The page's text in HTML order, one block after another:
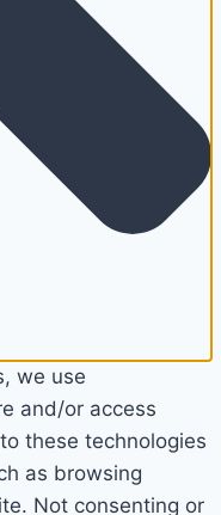
we use
and/or access
these technologies
as browsing
Not consenting or